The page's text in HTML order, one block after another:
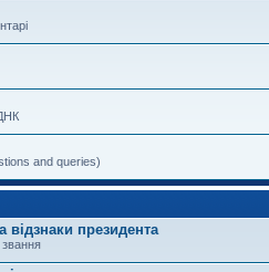
and queries)
відзнаки президента